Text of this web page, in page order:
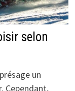
selon
un
Cependant,